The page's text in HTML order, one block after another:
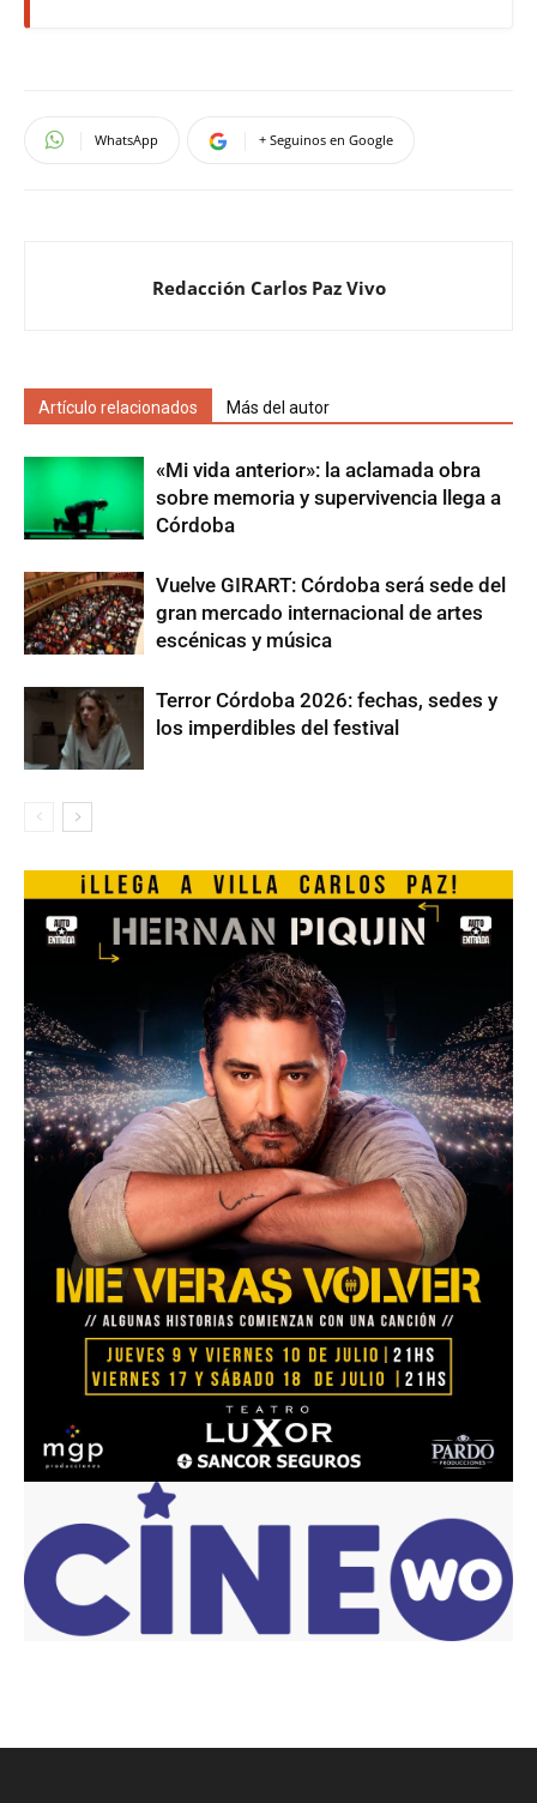
WhatsApp + Seguinos en Google
Redacción Carlos Paz Vivo
Artículo relacionados Más del autor
«Mi vida anterior»: la aclamada obra
sobre memoria y supervivencia llega a
Córdoba
Vuelve GIRART: Córdoba será sede del
gran mercado internacional de artes
escénicas y música
Terror Córdoba 2026: fechas, sedes y
los imperdibles del festival